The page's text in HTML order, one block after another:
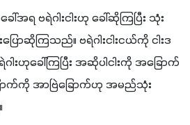
ါ်အရ ဗရဲဂါးငါးဟု ခေါ်ဆိုကြပြီး သုံး
ောဆိုကြသည်။ ဗရဲဂါးငါးငယ်ကို ငါးဒ
ါးဟုခေါ်ကြပြီး အဆိုပါငါးကို အခြောက်
ောက်ကို အာဗြဲခြောက်ဟု အမည်သုံး